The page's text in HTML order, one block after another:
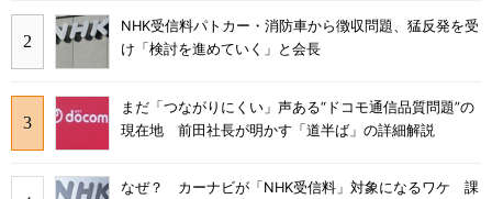
NHK受信料パトカー・消防車から徴収問題、猛反発を受
け「検討を進めていく」と会長
まだ「つながりにくい」声ある“ドコモ通信品質問題”の
現在地 前田社長が明かす「道半ば」の詳細解説
なぜ？ カーナビが「NHK受信料」対象になるワケ 課